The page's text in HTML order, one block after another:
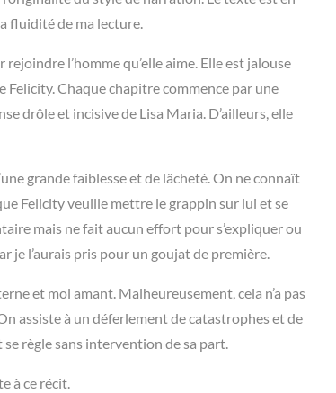
fluidité de ma lecture.
l’homme qu’elle aime. Elle est jalouse
Chaque chapitre commence par une
drôle et incisive de Lisa Maria. D’ailleurs, elle
grande faiblesse et de lâcheté. On ne connaît
Felicity veuille mettre le grappin sur lui et se
mais ne fait aucun effort pour s’expliquer ou
je l’aurais pris pour un goujat de première.
et mol amant. Malheureusement, cela n’a pas
assiste à un déferlement de catastrophes et de
règle sans intervention de sa part.
à ce récit.